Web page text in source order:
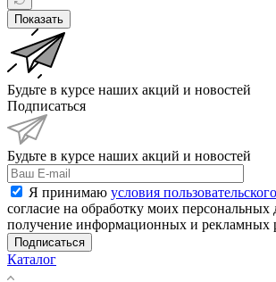
Показать
Будьте в курсе наших акций и новостей
Подписаться
Будьте в курсе наших акций и новостей
Я принимаю условия
согласие на обработку моих
получение информационных и рекламных
Подписаться
Каталог